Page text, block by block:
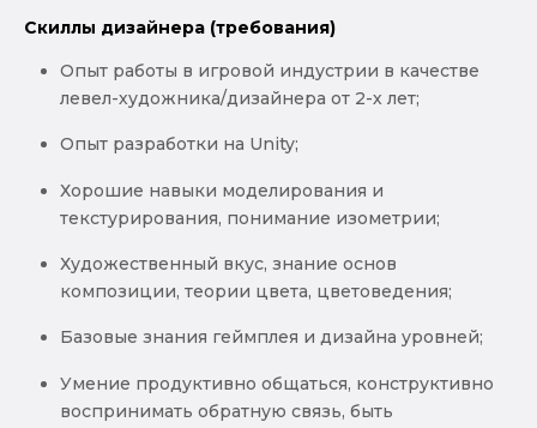
Скиллы дизайнера (требования)
Опыт работы в игровой индустрии в качестве
левел-художника/дизайнера от 2-х лет;
Опыт разработки на Unity;
Хорошие навыки моделирования и
текстурирования, понимание изометрии;
Художественный вкус, знание основ
композиции, теории цвета, цветоведения;
Базовые знания геймплея и дизайна уровней;
Умение продуктивно общаться, конструктивно
воспринимать обратную связь, быть